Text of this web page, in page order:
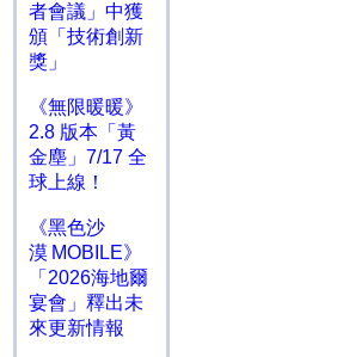
者會議」中獲
頒「技術創新
獎」
《無限暖暖》
2.8 版本「黃
金塵」7/17 全
球上線！
《黑色沙
漠 MOBILE》
「2026海地爾
宴會」釋出未
來更新情報